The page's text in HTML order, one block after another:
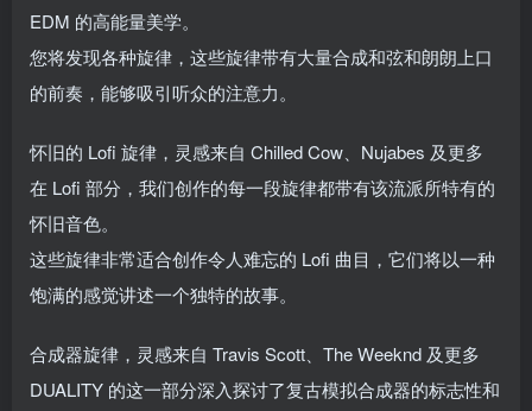
EDM 的高能量美学。
您将发现各种旋律，这些旋律带有大量合成和弦和朗朗上口
的前奏，能够吸引听众的注意力。
怀旧的 Lofi 旋律，灵感来自 Chilled Cow、Nujabes 及更多
在 Lofi 部分，我们创作的每一段旋律都带有该流派所特有的
怀旧音色。
这些旋律非常适合创作令人难忘的 Lofi 曲目，它们将以一种
饱满的感觉讲述一个独特的故事。
合成器旋律，灵感来自 Travis Scott、The Weeknd 及更多
DUALITY 的这一部分深入探讨了复古模拟合成器的标志性和